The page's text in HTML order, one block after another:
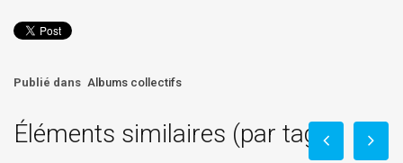
Publié dans Albums collectifs
Éléments similaires (par tag)